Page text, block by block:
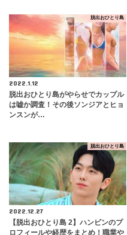
脱出おひとり島
2022.1.12
脱出おひとり島がやらせでカップル
は嘘か調査！その後ソンジアとヒョ
ンスンが…
脱出おひとり島
2022.12.27
【脱出おひとり島 2】ハンビンのプ
ロフィールや経歴をまとめ！職業や